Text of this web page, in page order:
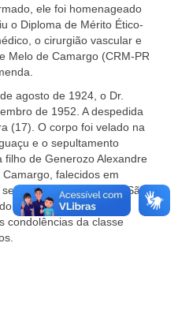
ele foi homenageado
o Diploma de Mérito Ético-
o cirurgião vascular e
Melo de Camargo (CRM-PR
agosto de 1924, o Dr.
de 1952. A despedida
(17). O corpo foi velado na
e o sepultamento
de Generozo Alexandre
falecidos em
no Cemitério São
com a Sra. Maria de
condolências da classe